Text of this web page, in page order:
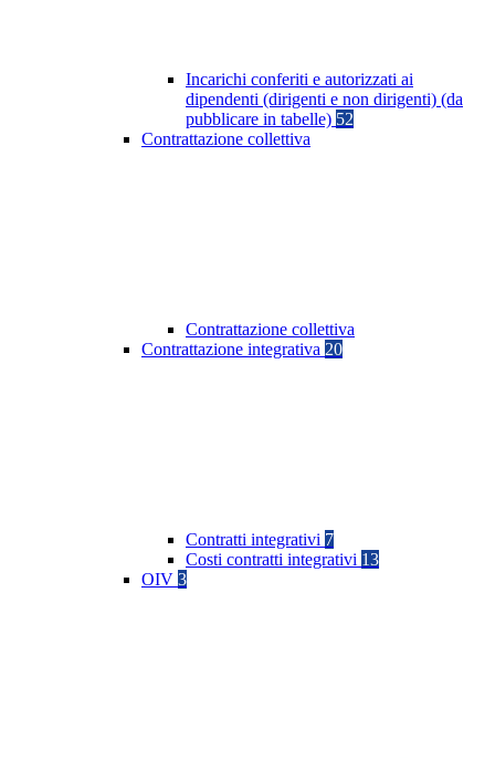
Incarichi conferiti e autorizzati ai
dipendenti (dirigenti e non dirigenti) (da
pubblicare in tabelle) 52
Contrattazione collettiva
Contrattazione collettiva
Contrattazione integrativa 20
Contratti integrativi 7
Costi contratti integrativi 13
OIV 3